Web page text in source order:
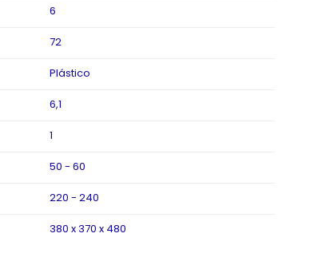
6
72
Plástico
6,1
1
50 - 60
220 - 240
380 x 370 x 480